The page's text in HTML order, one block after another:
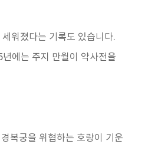
워졌다는 기록도 있습니다.
에는 주지 만월이 약사전을
복궁을 위협하는 호랑이 기운